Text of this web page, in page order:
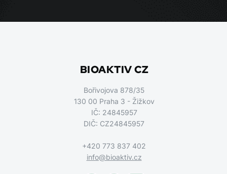
BIOAKTIV CZ
Bořivojova 878/35
130 00 Praha 3 - Žižkov
IČ: 24845957
DIČ: CZ24845957
+420 773 837 402
info@bioaktiv.cz